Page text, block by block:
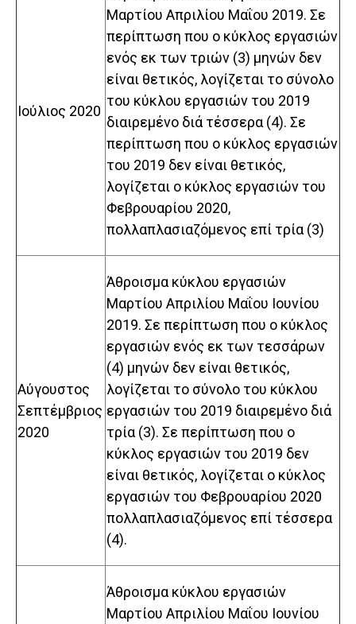
Ιούλιος 2020
Μαρτίου Απριλίου Μαΐου 2019. Σε
περίπτωση που ο κύκλος εργασιών
ενός εκ των τριών (3) μηνών δεν
είναι θετικός, λογίζεται το σύνολο
του κύκλου εργασιών του 2019
διαιρεμένο διά τέσσερα (4). Σε
περίπτωση που ο κύκλος εργασιών
του 2019 δεν είναι θετικός,
λογίζεται ο κύκλος εργασιών του
Φεβρουαρίου 2020,
πολλαπλασιαζόμενος επί τρία (3)
Αύγουστος
Σεπτέμβριος
2020
Άθροισμα κύκλου εργασιών
Μαρτίου Απριλίου Μαΐου Ιουνίου
2019. Σε περίπτωση που ο κύκλος
εργασιών ενός εκ των τεσσάρων
(4) μηνών δεν είναι θετικός,
λογίζεται το σύνολο του κύκλου
εργασιών του 2019 διαιρεμένο διά
τρία (3). Σε περίπτωση που ο
κύκλος εργασιών του 2019 δεν
είναι θετικός, λογίζεται ο κύκλος
εργασιών του Φεβρουαρίου 2020
πολλαπλασιαζόμενος επί τέσσερα
(4).
Άθροισμα κύκλου εργασιών
Μαρτίου Απριλίου Μαΐου Ιουνίου